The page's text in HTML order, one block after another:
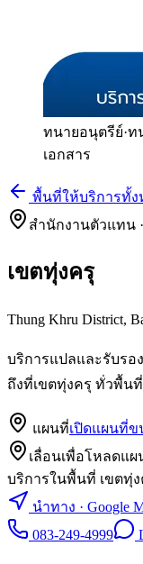
ทนายอนุตรีย์·ท
เอกสาร
พื้นที่ให้บริการทั้
สำนักงานตัวแทน
เขตทุ่งครุ
Thung Khru District,
บริการแปลและรับรอง
ถึงที่เขตทุ่งครุ ทั่วพื้น
แผนที่เปิดแผนที่
เลื่อนเพื่อโหลดแผ
บริการในพื้นที่ เขตทุ่ง
นำทาง · Google
083-249-4999